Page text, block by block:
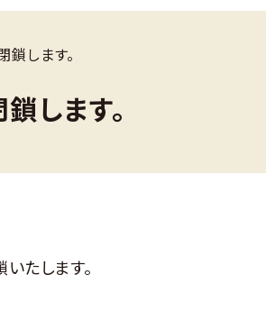
します。
します。
たします。